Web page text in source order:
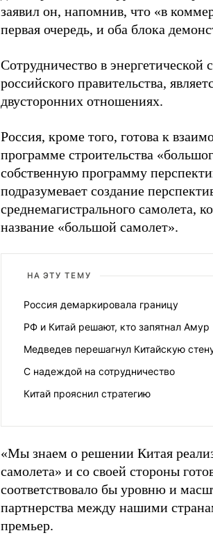
заявил он, напомнив, что «в
первая очередь, и оба блока
Сотрудничество в энергетической
российского правительства,
двусторонних отношениях.
Россия, кроме того, готова к
программе строительства
собственную программу
подразумевает создание
среднемагистрального самолета,
название «большой самолет».
НА ЭТУ ТЕМУ
Россия демаркировала границу
РФ и Китай решают, кто запятнал Амур
Медведев перешагнул Китайскую
С надеждой на сотрудничество
Китай прояснил стратегию
«Мы знаем о решении Китая
самолета» и со своей стороны
соответствовало бы уровню и
партнерства между нашими
премьер.